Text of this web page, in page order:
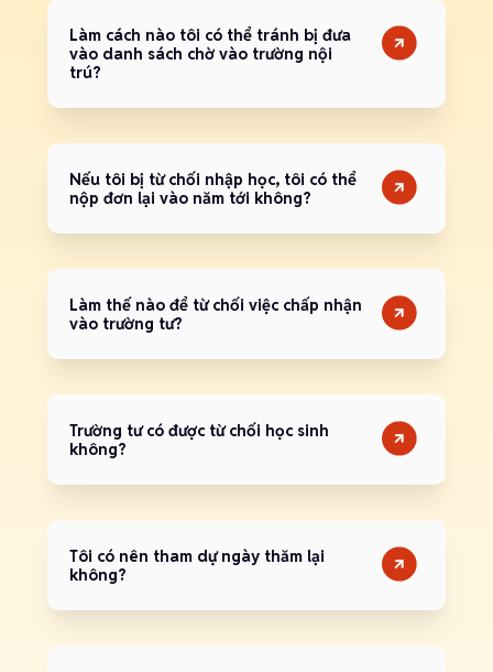
Làm cách nào tôi có thể tránh bị đưa
vào danh sách chờ vào trường nội
trú?
Nếu tôi bị từ chối nhập học, tôi có thể
nộp đơn lại vào năm tới không?
Làm thế nào để từ chối việc chấp nhận
vào trường tư?
Trường tư có được từ chối học sinh
không?
Tôi có nên tham dự ngày thăm lại
không?